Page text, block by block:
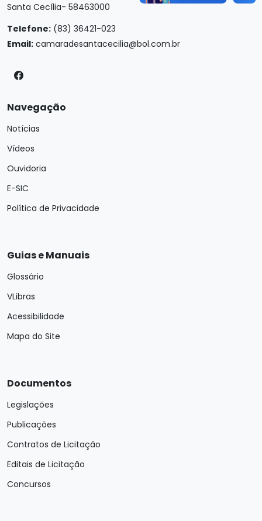
Santa Cecília- 58463000
Telefone: (83) 36421-023
Email: camaradesantacecilia@bol.com.br
Navegação
Notícias
Vídeos
Ouvidoria
E-SIC
Política de Privacidade
Guias e Manuais
Glossário
VLibras
Acessibilidade
Mapa do Site
Documentos
Legislações
Publicações
Contratos de Licitação
Editais de Licitação
Concursos